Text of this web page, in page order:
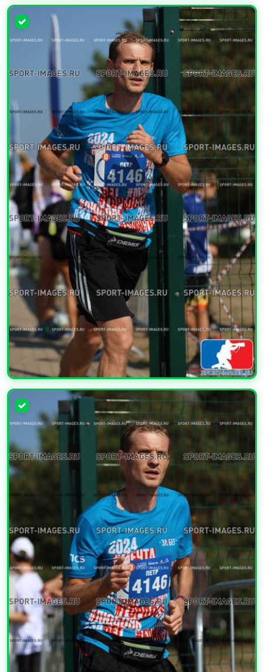
УВЕЛИЧИТЬ
УВЕЛИЧИТЬ